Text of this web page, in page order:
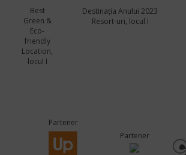
Best
Green &
Eco-
friendly
Location,
locul I
Destinația Anului 2023
Resort-uri, locul I
Partener
Partener